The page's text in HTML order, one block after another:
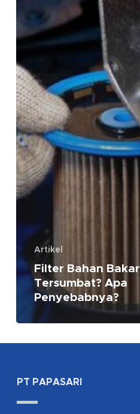
Artikel
Filter Bahan Bakar
Tersumbat? Apa
Penyebabnya?
PT PAPASARI